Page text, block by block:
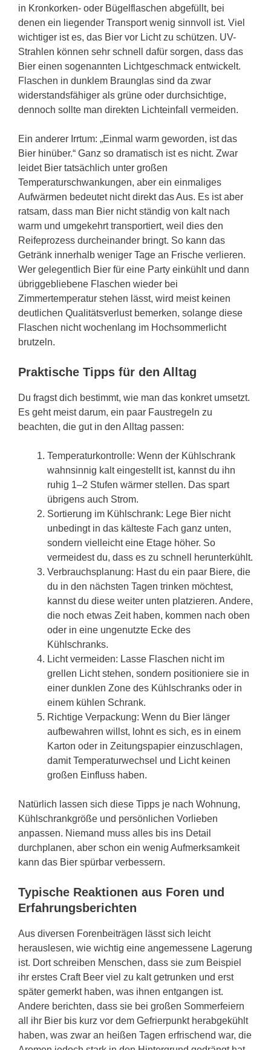
in Kronkorken- oder Bügelflaschen abgefüllt, bei
denen ein liegender Transport wenig sinnvoll ist. Viel
wichtiger ist es, das Bier vor Licht zu schützen. UV-
Strahlen können sehr schnell dafür sorgen, dass das
Bier einen sogenannten Lichtgeschmack entwickelt.
Flaschen in dunklem Braunglas sind da zwar
widerstandsfähiger als grüne oder durchsichtige,
dennoch sollte man direkten Lichteinfall vermeiden.
Ein anderer Irrtum: „Einmal warm geworden, ist das
Bier hinüber.“ Ganz so dramatisch ist es nicht. Zwar
leidet Bier tatsächlich unter großen
Temperaturschwankungen, aber ein einmaliges
Aufwärmen bedeutet nicht direkt das Aus. Es ist aber
ratsam, dass man Bier nicht ständig von kalt nach
warm und umgekehrt transportiert, weil dies den
Reifeprozess durcheinander bringt. So kann das
Getränk innerhalb weniger Tage an Frische verlieren.
Wer gelegentlich Bier für eine Party einkühlt und dann
übriggebliebene Flaschen wieder bei
Zimmertemperatur stehen lässt, wird meist keinen
deutlichen Qualitätsverlust bemerken, solange diese
Flaschen nicht wochenlang im Hochsommerlicht
brutzeln.
Praktische Tipps für den Alltag
Du fragst dich bestimmt, wie man das konkret umsetzt.
Es geht meist darum, ein paar Faustregeln zu
beachten, die gut in den Alltag passen:
Temperaturkontrolle: Wenn der Kühlschrank
wahnsinnig kalt eingestellt ist, kannst du ihn
ruhig 1–2 Stufen wärmer stellen. Das spart
übrigens auch Strom.
Sortierung im Kühlschrank: Lege Bier nicht
unbedingt in das kälteste Fach ganz unten,
sondern vielleicht eine Etage höher. So
vermeidest du, dass es zu schnell herunterkühlt.
Verbrauchsplanung: Hast du ein paar Biere, die
du in den nächsten Tagen trinken möchtest,
kannst du diese weiter unten platzieren. Andere,
die noch etwas Zeit haben, kommen nach oben
oder in eine ungenutzte Ecke des
Kühlschranks.
Licht vermeiden: Lasse Flaschen nicht im
grellen Licht stehen, sondern positioniere sie in
einer dunklen Zone des Kühlschranks oder in
einem kühlen Schrank.
Richtige Verpackung: Wenn du Bier länger
aufbewahren willst, lohnt es sich, es in einem
Karton oder in Zeitungspapier einzuschlagen,
damit Temperaturwechsel und Licht keinen
großen Einfluss haben.
Natürlich lassen sich diese Tipps je nach Wohnung,
Kühlschrankgröße und persönlichen Vorlieben
anpassen. Niemand muss alles bis ins Detail
durchplanen, aber schon ein wenig Aufmerksamkeit
kann das Bier spürbar verbessern.
Typische Reaktionen aus Foren und
Erfahrungsberichten
Aus diversen Forenbeiträgen lässt sich leicht
herauslesen, wie wichtig eine angemessene Lagerung
ist. Dort schreiben Menschen, dass sie zum Beispiel
ihr erstes Craft Beer viel zu kalt getrunken und erst
später gemerkt haben, was ihnen entgangen ist.
Andere berichten, dass sie bei großen Sommerfeiern
all ihr Bier bis kurz vor dem Gefrierpunkt herabgekühlt
haben, was zwar an heißen Tagen erfrischend war, die